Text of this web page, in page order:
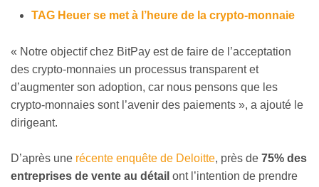
TAG Heuer se met à l’heure de la crypto-monnaie
« Notre objectif chez BitPay est de faire de l’acceptation
des crypto-monnaies un processus transparent et
d’augmenter son adoption, car nous pensons que les
crypto-monnaies sont l’avenir des paiements », a ajouté le
dirigeant.
D’après une récente enquête de Deloitte, près de 75% des
entreprises de vente au détail ont l’intention de prendre